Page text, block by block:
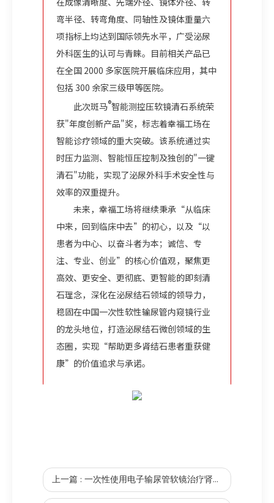
弯半径、转弯角度、同轴性及镜体重量六
项指标上均达到国际领先水平，广受泌尿
外科医生的认可与青睐。目前相关产品已
在全国 2000 多家医院开展临床应用，其中
包括 300 余家三级甲等医院。
此次斑马®智能测控压软镜清石系统荣
获"年度创新产品"奖，标志着幸福工场在
智能诊疗领域的重大突破。该系统通过实
时压力监测、智能恒压控制及独创的"一键
清石"功能，实现了泌尿外科手术安全性与
效率的双重提升。
未来，幸福工场将继续秉承“从临床
中来，回到临床中去”的初心，以及“以
患者为中心、以奋斗者为本；诚信、专
注、专业、创业”的核心价值观，聚焦更
高效、更安全、更彻底、更智能的即刻清
石理念，深化在泌尿结石领域的领导力，
稳固在中国一次性软性输尿管内窥镜行业
的龙头地位，打造泌尿结石微创领域的生
态圈，实现“帮助更多肾结石患者重获健
康”的价值追求与承诺。
上一篇 : 一次性使用电子输尿管软镜治疗肾下盏结石的安全性和有效性：一项随机对照试验的二次数据分析